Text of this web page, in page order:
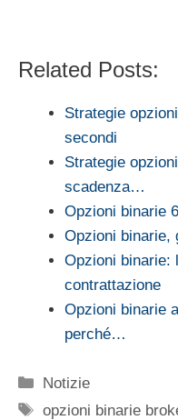
Related Posts:
Strategie
secondi
Strategie
scadenza…
Opzioni binarie
Opzioni binarie,
Opzioni binarie:
contrattazione
Opzioni binarie
perché…
Categorie
Notizie
Tag
opzioni binarie